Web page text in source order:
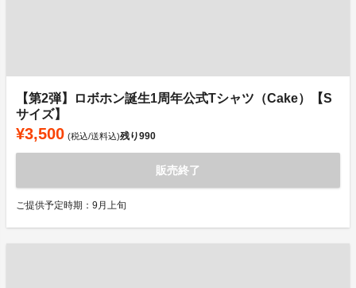
【第2弾】ロボホン誕生1周年公式Tシャツ（Cake）【S
サイズ】
¥3,500 (税込/送料込)残り990
販売終了
ご提供予定時期：9月上旬